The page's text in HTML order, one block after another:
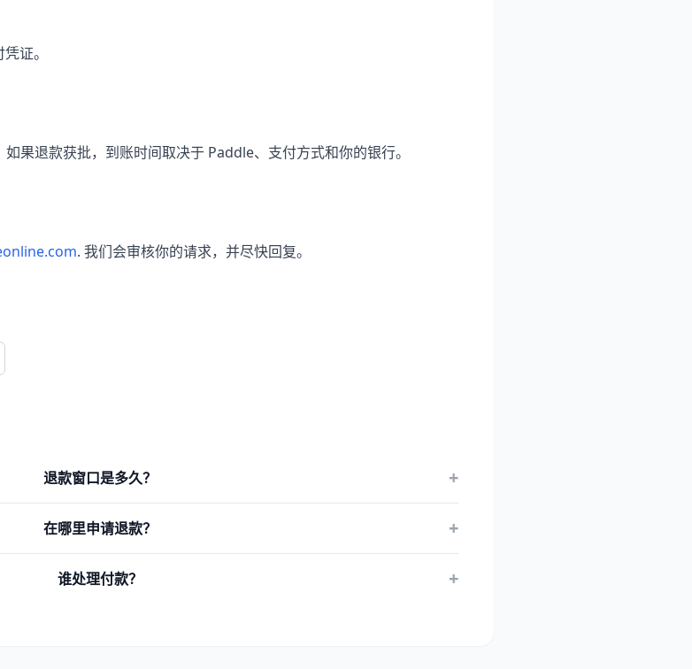
证。
果退款获批，到账时间取决于 Paddle、支付方式和你的银行。
. 我们会审核你的请求，并尽快回复。
退款窗口是多久？ +
在哪里申请退款？ +
谁处理付款？ +